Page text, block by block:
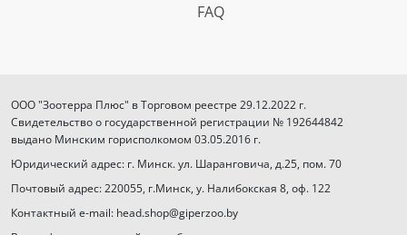
FAQ
ООО "Зоотерра Плюс" в Торговом реестре 29.12.2022 г.
Свидетельство о государственной регистрации № 192644842
выдано Минским горисполкомом 03.05.2016 г.
Юридический адрес: г. Минск. ул. Шаранговича, д.25, пом. 70
Почтовый адрес: 220055, г.Минск, у. Налибокская 8, оф. 122
Контактный e-mail: head.shop@giperzoo.by